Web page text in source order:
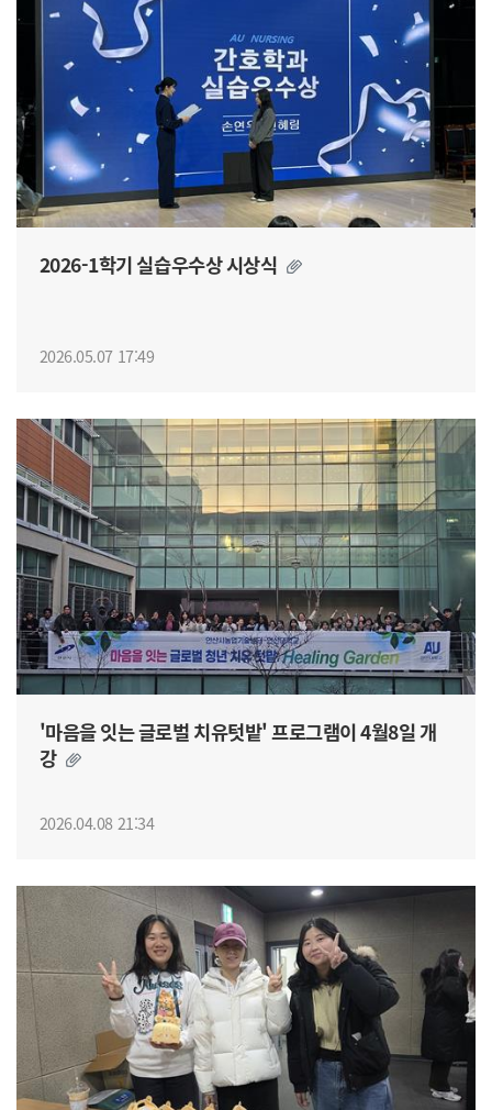
2026-1학기 실습우수상 시상식
2026.05.07 17:49
'마음을 잇는 글로벌 치유텃밭' 프로그램이 4월8일 개
강
2026.04.08 21:34